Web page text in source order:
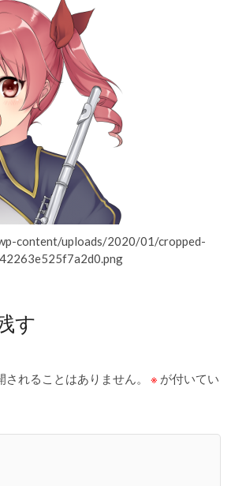
content/uploads/2020/01/cropped-
す
されることはありません。 ※ が付いてい